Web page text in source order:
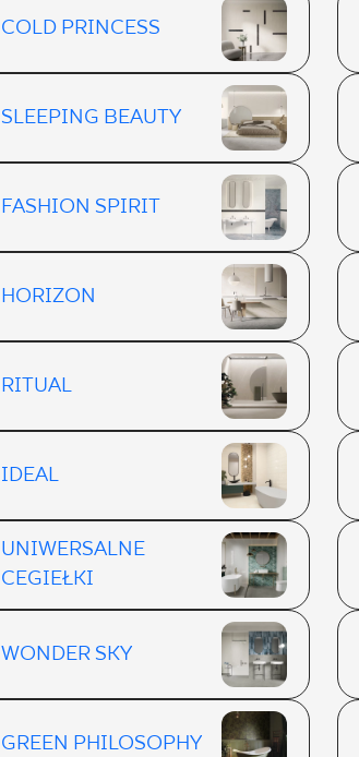
COLD PRINCESS
SLEEPING BEAUTY
FASHION SPIRIT
HORIZON
RITUAL
IDEAL
UNIWERSALNE
CEGIEŁKI
WONDER SKY
GREEN PHILOSOPHY